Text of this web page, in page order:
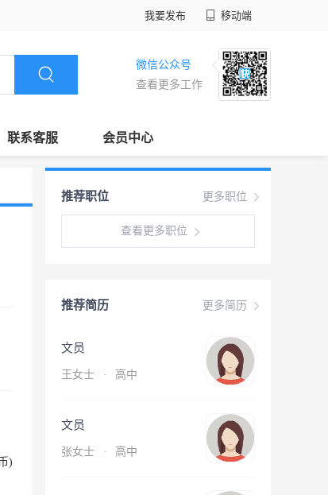
我要发布 移动端
微信公众号
查看更多工作
联系客服 会员中心
)
更多职位
推荐职位
查看更多职位
更多简历
推荐简历
文员
王女士 · 高中
文员
张女士 · 高中